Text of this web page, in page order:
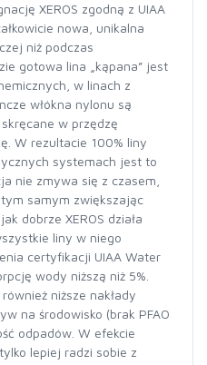
XEROS zgodną z UIAA
nowa, unikalna
niż podczas
gotowa lina „kąpana” jest
w linach z
włókna nylonu są
w przędzę
W rezultacie 100% liny
systemach jest to
nie zmywa się z czasem,
samym zwiększając
dobrze XEROS działa
liny w niego
certyfikacji UIAA Water
wody niższą niż 5%.
niższe nakłady
na środowisko (brak PFAO
odpadów. W efekcie
lepiej radzi sobie z